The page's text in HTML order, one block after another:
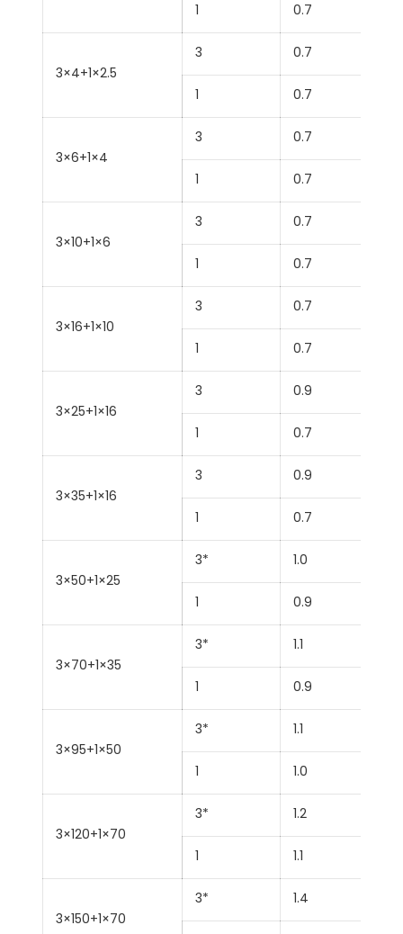
1
0.7
3×4+1×2.5
3 0.7
1 0.7
3×6+1×4
3
0.7
1
0.7
3×10+1×6
3 0.7
1 0.7
3×16+1×10
3
0.7
1
0.7
3×25+1×16
3 0.9
1 0.7
3×35+1×16
3
0.9
1
0.7
3×50+1×25
3*
1.0
1
0.9
3×70+1×35
3*
1.1
1
0.9
3×95+1×50
3*
1.1
1
1.0
3×120+1×70
3*
1.2
1
1.1
3×150+1×70
3*
1.4